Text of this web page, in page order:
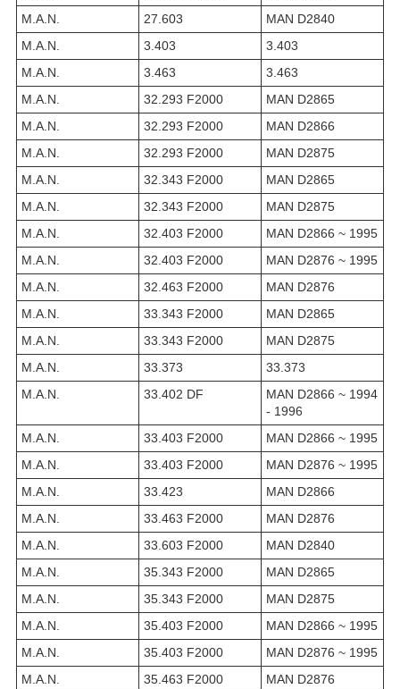
M.A.N.
27.603
MAN D2840
M.A.N.
3.403
3.403
M.A.N.
3.463
3.463
M.A.N.
32.293 F2000
MAN D2865
M.A.N.
32.293 F2000
MAN D2866
M.A.N.
32.293 F2000
MAN D2875
M.A.N.
32.343 F2000
MAN D2865
M.A.N.
32.343 F2000
MAN D2875
M.A.N.
32.403 F2000
MAN D2866 ~ 1995
M.A.N.
32.403 F2000
MAN D2876 ~ 1995
M.A.N.
32.463 F2000
MAN D2876
M.A.N.
33.343 F2000
MAN D2865
M.A.N.
33.343 F2000
MAN D2875
M.A.N.
33.373
33.373
M.A.N.
33.402 DF
MAN D2866 ~ 1994
- 1996
M.A.N.
33.403 F2000
MAN D2866 ~ 1995
M.A.N.
33.403 F2000
MAN D2876 ~ 1995
M.A.N.
33.423
MAN D2866
M.A.N.
33.463 F2000
MAN D2876
M.A.N.
33.603 F2000
MAN D2840
M.A.N.
35.343 F2000
MAN D2865
M.A.N.
35.343 F2000
MAN D2875
M.A.N.
35.403 F2000
MAN D2866 ~ 1995
M.A.N.
35.403 F2000
MAN D2876 ~ 1995
M.A.N.
35.463 F2000
MAN D2876